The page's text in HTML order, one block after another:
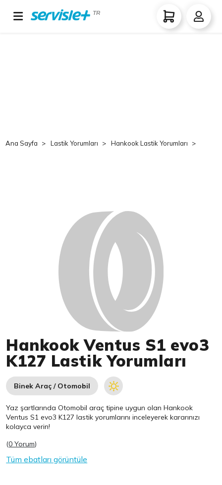
TR
Ana Sayfa Lastik Yorumları Hankook Lastik Yorumları
Hankook Ventus S1 evo3
K127 Lastik Yorumları
Binek Araç / Otomobil
Yaz şartlarında Otomobil araç tipine uygun olanHankook
Ventus S1 evo3 K127 lastik yorumlarını inceleyerek kararınızı
kolayca verin!
(0 Yorum)
Tüm ebatları görüntüle